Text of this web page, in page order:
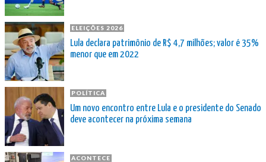
ELEIÇÕES 2026
Lula declara patrimônio de R$ 4,7 milhões; valor é 35%
menor que em 2022
POLÍTICA
Um novo encontro entre Lula e o presidente do Senado
deve acontecer na próxima semana
ACONTECE